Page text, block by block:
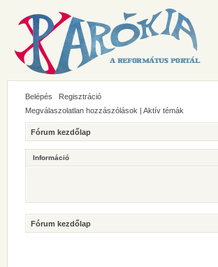
Belépés Regisztráció
Megválaszolatlan hozzászólások | Aktív témák
Fórum kezdőlap
Információ
Fórum kezdőlap